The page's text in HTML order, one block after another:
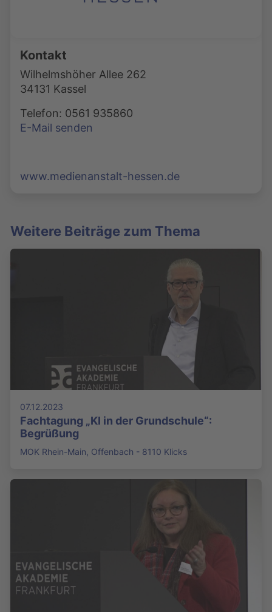
Kontakt
Wilhelmshöher Allee 262
34131 Kassel
Telefon: 0561 935860
E-Mail senden
www.medienanstalt-hessen.de
Weitere Beiträge zum Thema
07.12.2023
Fachtagung „KI in der Grundschule“:
Begrüßung
MOK Rhein-Main, Offenbach - 8110 Klicks